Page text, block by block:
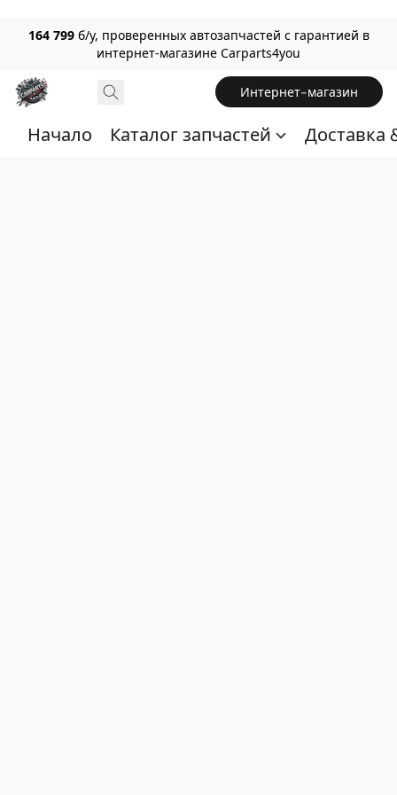
164 799 б/у, проверенных автозапчастей с гарантией в
интернет-магазине Carparts4you
Интернет-магазин
Начало Каталог запчастей Доставка